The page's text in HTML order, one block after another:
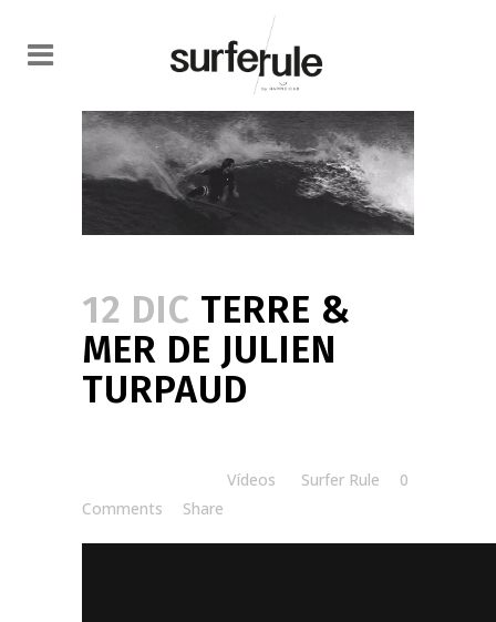
12 DIC TERRE &
MER DE JULIEN
TURPAUD
Vídeos Surfer Rule
0
Comments
Share